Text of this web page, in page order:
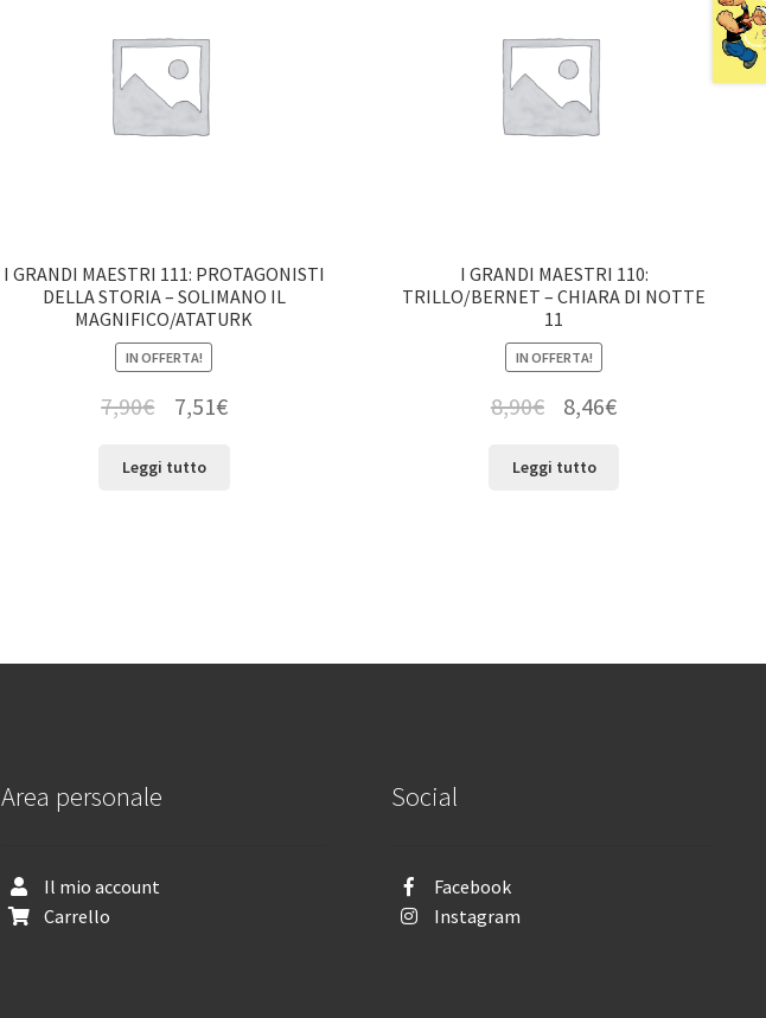
I GRANDI MAESTRI 111: PROTAGONISTI
DELLA STORIA – SOLIMANO IL
MAGNIFICO/ATATURK
IN OFFERTA!
7,90€ 7,51€
Leggi tutto
I GRANDI MAESTRI 110:
TRILLO/BERNET – CHIARA DI NOTTE
11
IN OFFERTA!
8,90€ 8,46€
Leggi tutto
Area personale
Il mio account
Carrello
Social
Facebook
Instagram